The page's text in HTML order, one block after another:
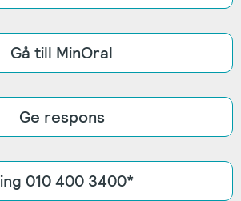
Gå till MinOral
Ge respons
010 400 3400*